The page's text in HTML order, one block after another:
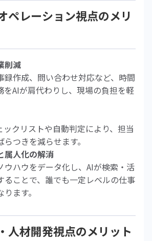
ペレーション視点のメリ
削減
録作成、問い合わせ対応など、時間
をAIが肩代わりし、現場の負担を軽
クリストや自動判定により、担当
つきを減らせます。
属人化の解消
ウハウをデータ化し、AIが検索・活
ることで、誰でも一定レベルの仕事
ます。
人材開発視点のメリット